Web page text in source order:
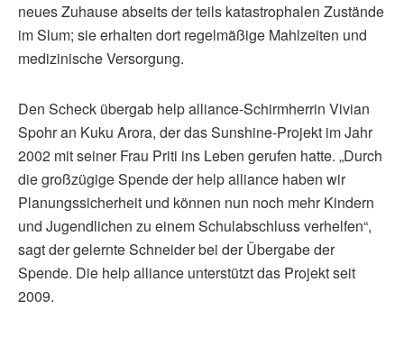
neues Zuhause abseits der teils katastrophalen Zustände
im Slum; sie erhalten dort regelmäßige Mahlzeiten und
medizinische Versorgung.
Den Scheck übergab help alliance-Schirmherrin Vivian
Spohr an Kuku Arora, der das Sunshine-Projekt im Jahr
2002 mit seiner Frau Priti ins Leben gerufen hatte. „Durch
die großzügige Spende der help alliance haben wir
Planungssicherheit und können nun noch mehr Kindern
und Jugendlichen zu einem Schulabschluss verhelfen“,
sagt der gelernte Schneider bei der Übergabe der
Spende. Die help alliance unterstützt das Projekt seit
2009.